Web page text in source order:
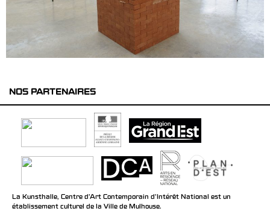
NOS PARTENAIRES
La Kunsthalle, Centre d’Art Contemporain d’Intérêt National est un
établissement culturel de la Ville de Mulhouse.